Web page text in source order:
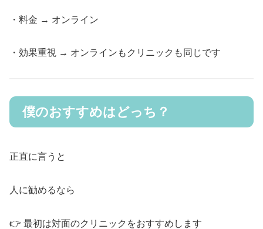
・料金 → オンライン
・効果重視 → オンラインもクリニックも同じです
僕のおすすめはどっち？
正直に言うと
人に勧めるなら
👉 最初は対面のクリニックをおすすめします